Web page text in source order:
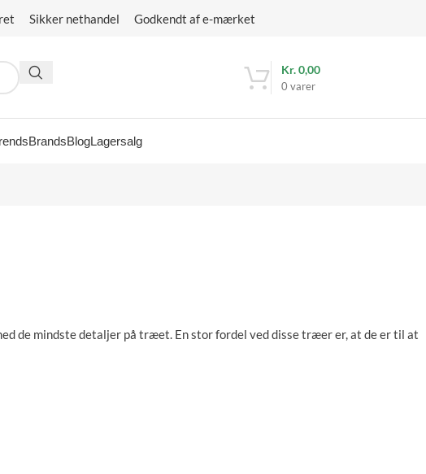
Sikker nethandel Godkendt af e-mærket
0 varer
Kr.0,00
BrandsBlogLagersalg
de mindste detaljer på træet. En stor fordel ved disse træer er, at de er til at